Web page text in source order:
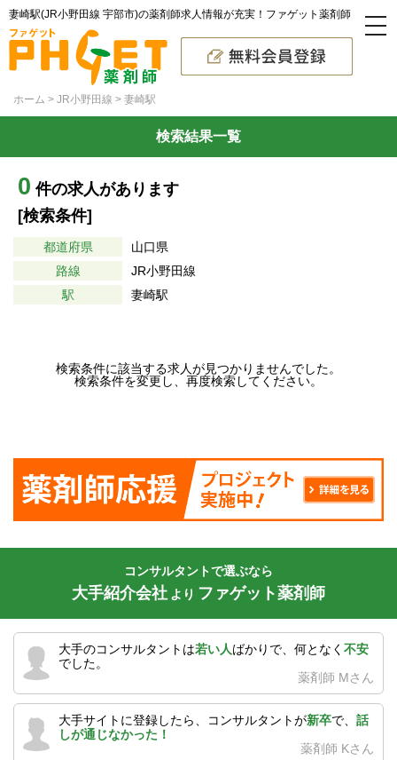
妻崎駅(JR小野田線 宇部市)の薬剤師求人情報が充実！ファゲット薬剤師
ホーム JR小野田線 妻崎駅
検索結果一覧
0 件の求人があります
[検索条件]
都道府県
山口県
路線
JR小野田線
駅
妻崎駅
検索条件に該当する求人が見つかりませんでした。
検索条件を変更し、再度検索してください。
コンサルタントで選ぶなら
大手紹介会社 より ファゲット薬剤師
大手のコンサルタントは若い人ばかりで、何となく 不安
でした。
薬剤師 Mさん
大手サイトに登録したら、コンサルタントが新卒で、 話
しが通じなかった！
薬剤師 Kさん